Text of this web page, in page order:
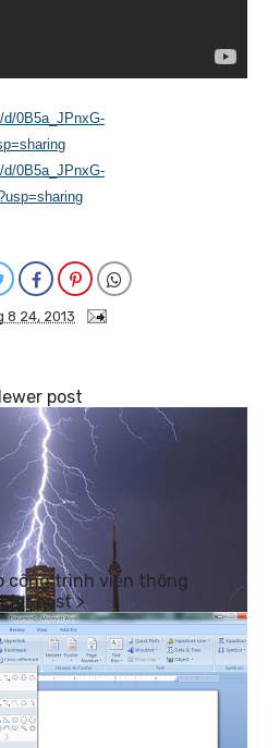
0B5a_JPnxG-
0B5a_JPnxG-
8 24, 2013
công trình viễn thông